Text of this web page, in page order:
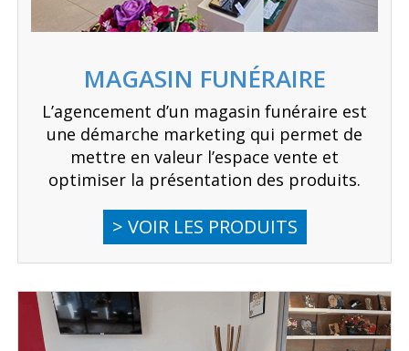
MAGASIN FUNÉRAIRE
L’agencement d’un magasin funéraire est
une démarche marketing qui permet de
mettre en valeur l’espace vente et
optimiser la présentation des produits.
> VOIR LES PRODUITS